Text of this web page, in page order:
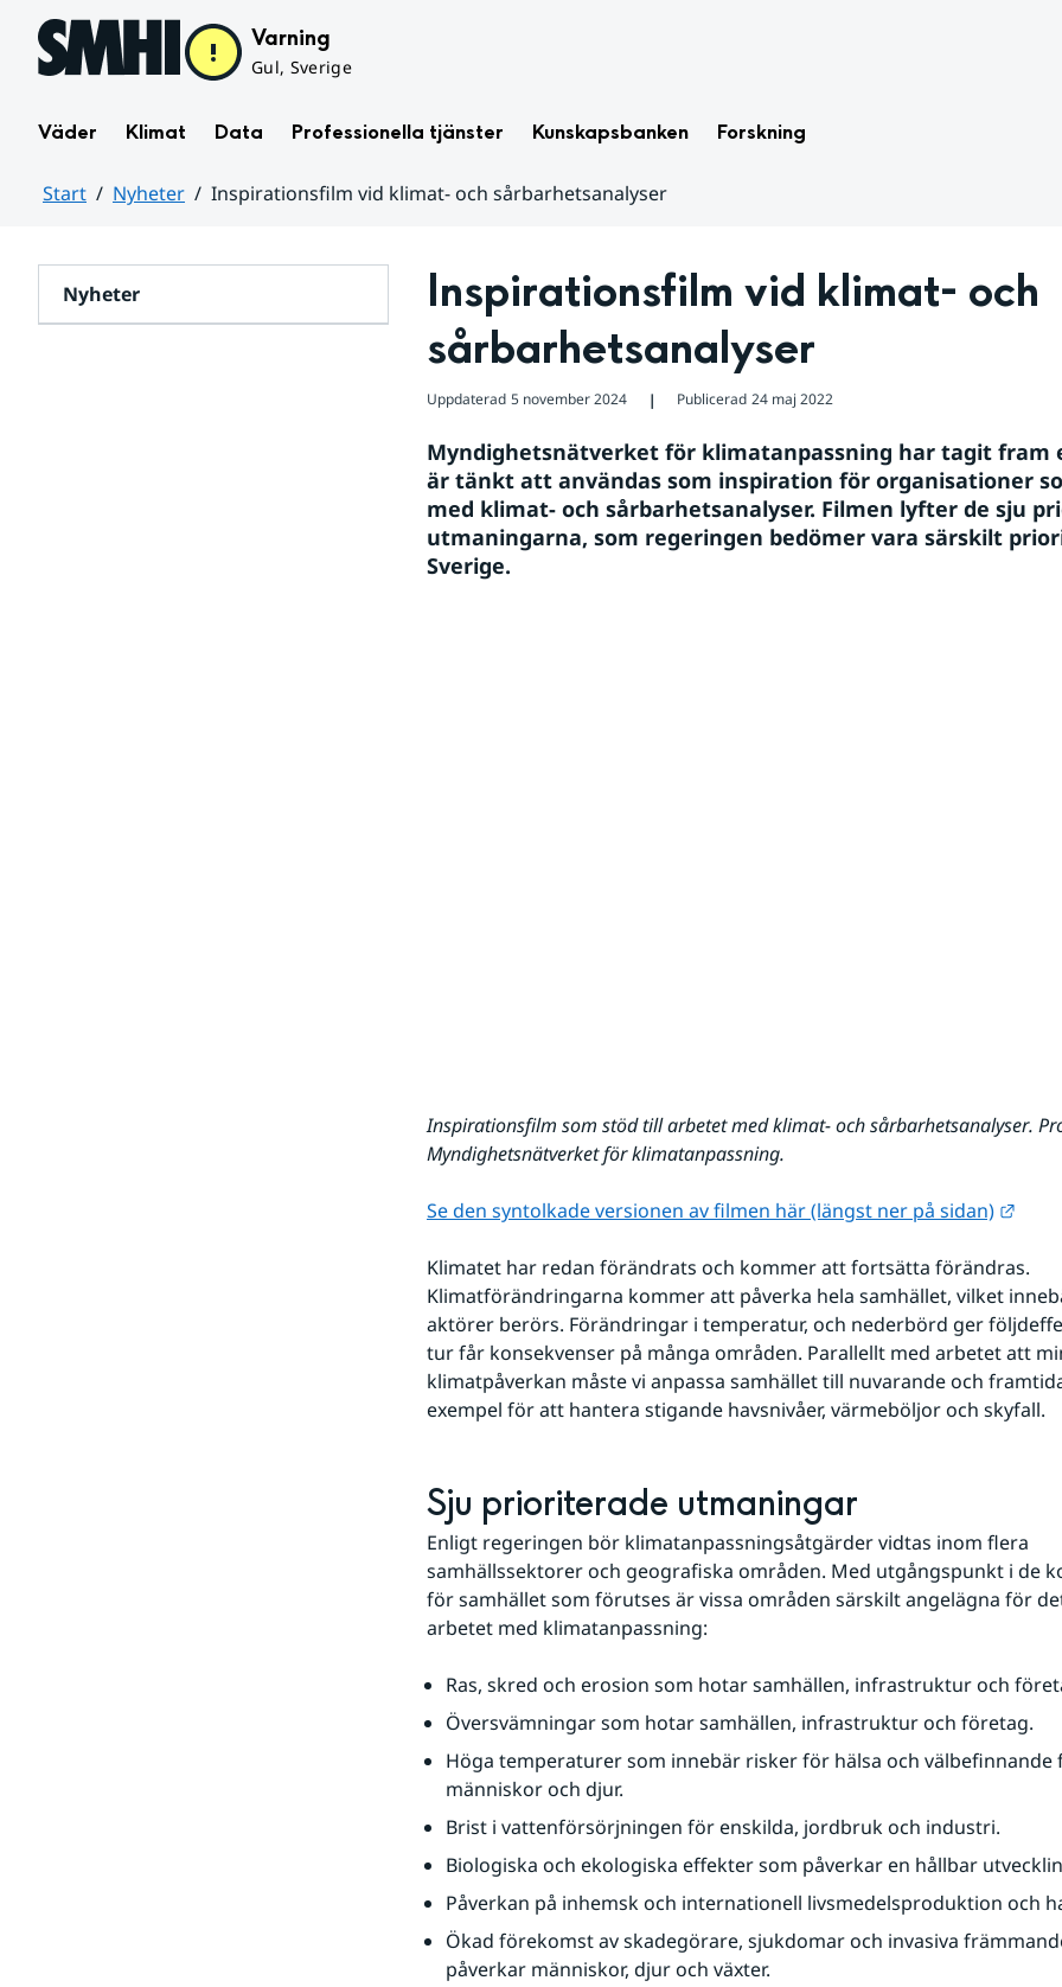
Hoppa till sidans innehåll Varning
Gul, Sverige
Väder Klimat Data Professionella tjänster Kunskapsbanken Forskning
Start Nyheter
Inspirationsfilm vid klimat- och sårbarhetsanalyser
Nyheter
Inspirationsfilm vid klimat- och
sårbarhetsanalyser
Uppdaterad 5 november 2024 ❘ Publicerad 24 maj 2022
Myndighetsnätverket för klimatanpassning har tagit fram
är tänkt att användas som inspiration för organisationer
med klimat- och sårbarhetsanalyser. Filmen lyfter de sju
utmaningarna, som regeringen bedömer vara särskilt
Sverige.
Inspirationsfilm som stöd till arbetet med klimat- och sårbarhetsanalyser.
Myndighetsnätverket för klimatanpassning.
Se den syntolkade versionen av filmen här (längst ner på sidan) Länk
Klimatet har redan förändrats och kommer att fortsätta förändras.
Klimatförändringarna kommer att påverka hela samhället, vilket
aktörer berörs. Förändringar i temperatur, och nederbörd ger
tur får konsekvenser på många områden. Parallellt med arbetet att
klimatpåverkan måste vi anpassa samhället till nuvarande och
exempel för att hantera stigande havsnivåer, värmeböljor och skyfall.
Sju prioriterade utmaningar
Enligt regeringen bör klimatanpassningsåtgärder vidtas inom flera
samhällssektorer och geografiska områden. Med utgångspunkt i de
för samhället som förutses är vissa områden särskilt angelägna för
arbetet med klimatanpassning:
Ras, skred och erosion som hotar samhällen, infrastruktur och
Översvämningar som hotar samhällen, infrastruktur och företag.
Höga temperaturer som innebär risker för hälsa och välbefinnande
människor och djur.
Brist i vattenförsörjningen för enskilda, jordbruk och industri.
Biologiska och ekologiska effekter som påverkar en hållbar
Påverkan på inhemsk och internationell livsmedelsproduktion och
Ökad förekomst av skadegörare, sjukdomar och invasiva
påverkar människor, djur och växter.